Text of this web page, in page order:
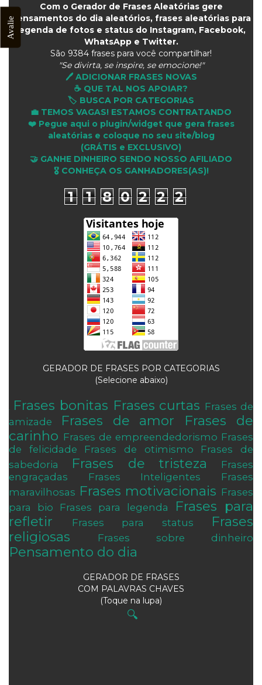
Com o Gerador de Frases Aleatórias gere
pensamentos do dia aleatórios, frases aleatórias para
legenda de fotos e status do Instagram, Facebook,
WhatsApp e Twitter.
São 9384 frases para você compartilhar!
"Se divirta, se inspire, se emocione!"
🖊️ ADICIONAR FRASES NOVAS
☕ QUE TAL NOS APOIAR?
🏷️ BUSCA POR CATEGORIAS
💼 TEMOS VAGAS! ESTAMOS CONTRATANDO
❤️ Pegue aqui o plugin/widget que gera frases
aleatórias e coloque no seu site/blog
(GRÁTIS e EXCLUSIVO)
🤝 GANHE DINHEIRO SENDO NOSSO AFILIADO
🎖 CONHEÇA OS GANHADORES(AS)!
1 1 8 0 2 2 2
GERADOR DE FRASES POR CATEGORIAS
(Selecione abaixo)
Frases bonitas Frases curtas Frases de
amizade
Frases de amor
Frases de
carinho Frases de empreendedorismo Frases
de felicidade
Frases de otimismo
Frases de
sabedoria
Frases de tristeza
Frases
engraçadas
Frases Inteligentes
Frases
maravilhosas Frases motivacionais Frases
para bio
Frases para legenda
Frases para
refletir
Frases para status
Frases
religiosas
Frases sobre dinheiro
Pensamento do dia
GERADOR DE FRASES
COM PALAVRAS CHAVES
(Toque na lupa)
🔍
Avalie